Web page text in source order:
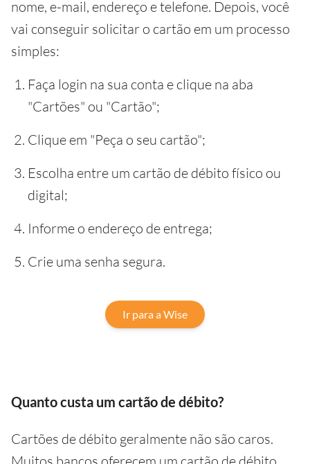
nome, e-mail, endereço e telefone. Depois, você
vai conseguir solicitar o cartão em um processo
simples:
Faça login na sua conta e clique na aba
"Cartões" ou "Cartão";
Clique em "Peça o seu cartão";
Escolha entre um cartão de débito físico ou
digital;
Informe o endereço de entrega;
Crie uma senha segura.
Ir para a Wise
Quanto custa um cartão de débito?
Cartões de débito geralmente não são caros.